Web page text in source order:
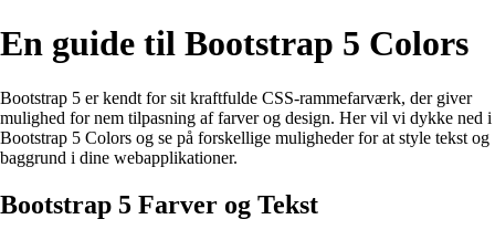
En guide til Bootstrap 5 Colors
Bootstrap 5 er kendt for sit kraftfulde CSS-rammefarværk, der giver
mulighed for nem tilpasning af farver og design. Her vil vi dykke ned i
Bootstrap 5 Colors og se på forskellige muligheder for at style tekst og
baggrund i dine webapplikationer.
Bootstrap 5 Farver og Tekst